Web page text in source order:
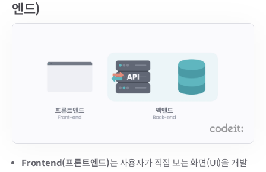
엔드)
Frontend(프론트엔드)는 사용자가 직접 보는 화면(UI)을 개발